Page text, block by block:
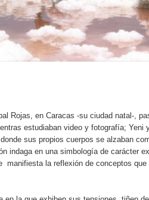
Rojas, en Caracas -su ciudad natal-,
estudiaban video y fotografía; Yeni
sus propios cuerpos se alzaban
indaga en una simbología de carácter
manifiesta la reflexión de conceptos